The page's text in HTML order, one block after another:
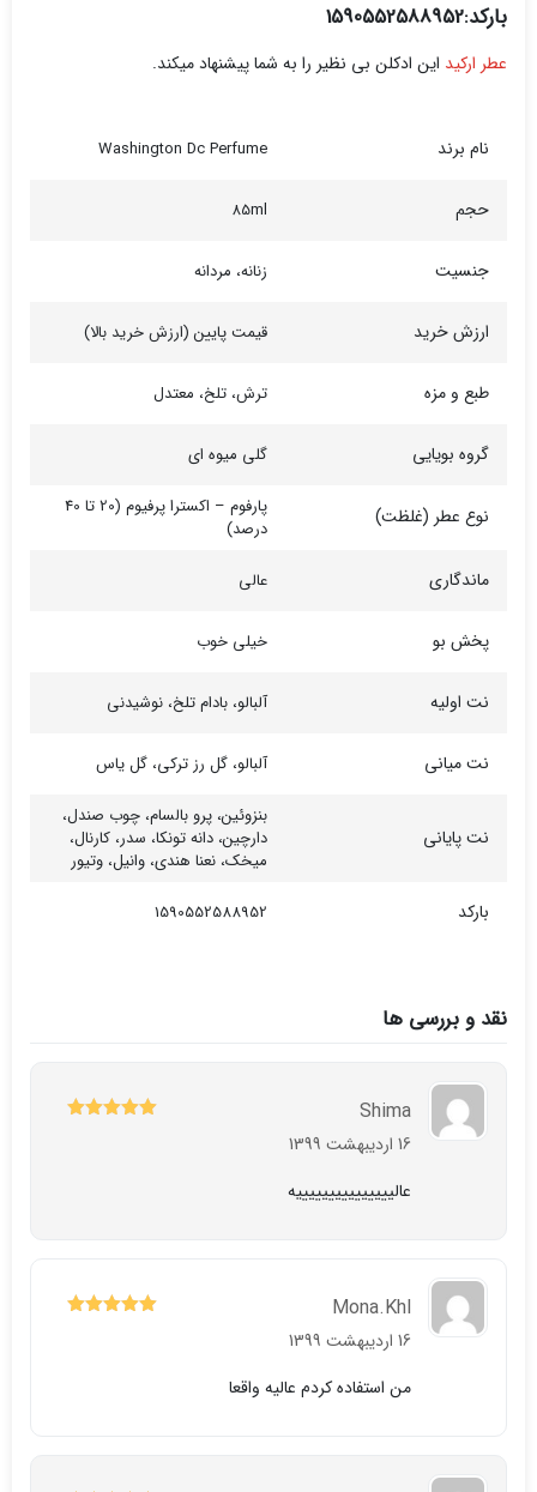
بارکد:1590552588952
عطر ارکید این ادکلن بی نظیر را به شما پیشنهاد میکند.
نام برند Washington Dc Perfume
حجم 85ml
جنسیت زنانه، مردانه
ارزش خرید قیمت پایین (ارزش خرید بالا)
طبع و مزه ترش، تلخ، معتدل
گروه بویایی گلی میوه ای
نوع عطر (غلظت)
پارفوم – اکسترا پرفیوم (20 تا 40
درصد)
ماندگاری عالی
پخش بو خیلی خوب
نت اولیه آلبالو، بادام تلخ، نوشیدنی
نت میانی آلبالو، گل رز ترکی، گل یاس
نت پایانی
بنزوئین، پرو بالسام، چوب صندل،
دارچین، دانه تونکا، سدر، کارنال،
میخک، نعنا هندی، وانیل، وتیور
بارکد 1590552588952
نقد و بررسی ها
Shima
16 اردیبهشت 1399
عالیییییییییییییییه
Mona.khl
16 اردیبهشت 1399
من استفاده کردم عالیه واقعا